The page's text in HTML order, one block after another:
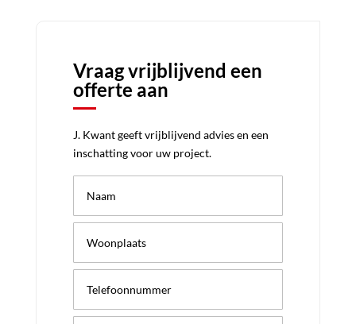
Vraag vrijblijvend een
offerte aan
J. Kwant geeft vrijblijvend advies en een
inschatting voor uw project.